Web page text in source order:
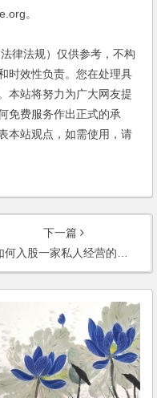
。
法规）仅供参考，不构
时效性负责。您在处理具
本站将努力为广大网友提
免费服务作出正式的承
本站观点，如需使用，请
下一篇
股一家私人经营的企业？是否需要将该企业改制为股份制的企业？